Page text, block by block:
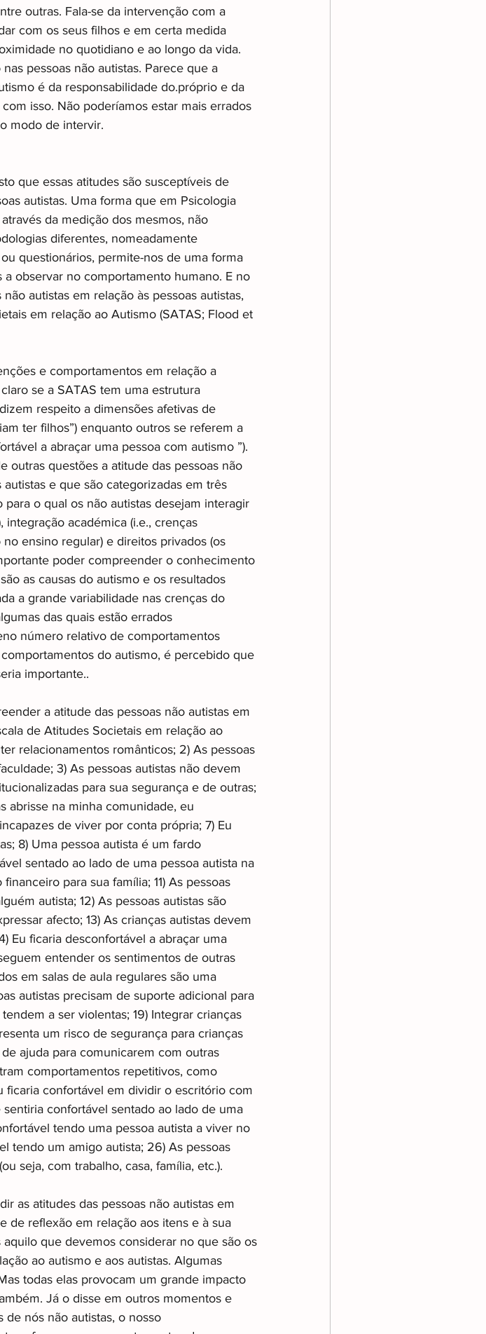
outras. Fala-se da intervenção com a
com os seus filhos e em certa medida
no quotidiano e ao longo da vida.
pessoas não autistas. Parece que a
é da responsabilidade do.próprio e da
isso. Não poderíamos estar mais errados
modo de intervir.
que essas atitudes são susceptíveis de
autistas. Uma forma que em Psicologia
da medição dos mesmos, não
diferentes, nomeadamente
questionários, permite-nos de uma forma
observar no comportamento humano. E no
autistas em relação às pessoas autistas,
em relação ao Autismo (SATAS; Flood et
e comportamentos em relação a
se a SATAS tem uma estrutura
respeito a dimensões afetivas de
ter filhos”) enquanto outros se referem a
a abraçar uma pessoa com autismo ”).
outras questões a atitude das pessoas não
e que são categorizadas em três
para o qual os não autistas desejam interagir
académica (i.e., crenças
ensino regular) e direitos privados (os
poder compreender o conhecimento
as causas do autismo e os resultados
a grande variabilidade nas crenças do
das quais estão errados
número relativo de comportamentos
do autismo, é percebido que
importante..
a atitude das pessoas não autistas em
de Atitudes Societais em relação ao
relacionamentos românticos; 2) As pessoas
3) As pessoas autistas não devem
para sua segurança e de outras;
abrisse na minha comunidade, eu
de viver por conta própria; 7) Eu
8) Uma pessoa autista é um fardo
sentado ao lado de uma pessoa autista na
para sua família; 11) As pessoas
autista; 12) As pessoas autistas são
afecto; 13) As crianças autistas devem
Eu ficaria desconfortável a abraçar uma
entender os sentimentos de outras
em salas de aula regulares são uma
autistas precisam de suporte adicional para
a ser violentas; 19) Integrar crianças
um risco de segurança para crianças
ajuda para comunicarem com outras
comportamentos repetitivos, como
ficaria confortável em dividir o escritório com
confortável sentado ao lado de uma
tendo uma pessoa autista a viver no
tendo um amigo autista; 26) As pessoas
seja, com trabalho, casa, família, etc.).
as atitudes das pessoas não autistas em
de reflexão em relação aos itens e à sua
que devemos considerar no que são os
ao autismo e aos autistas. Algumas
todas elas provocam um grande impacto
Já o disse em outros momentos e
nós não autistas, o nosso